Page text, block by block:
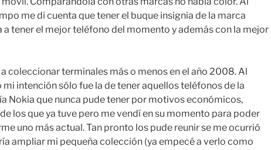
me di cuenta que tener el buque insignia de la marca
a tener el mejor teléfono del momento y además con la mejor
coleccionar terminales más o menos en el año 2008. Al
intención sólo fue la de tener aquellos teléfonos de la
Nokia que nunca pude tener por motivos económicos,
los que ya tuve pero me vendí en su momento para poder
uno más actual. Tan pronto los pude reunir se me ocurrió
ampliar mi pequeña colección (ya empecé a verlo como